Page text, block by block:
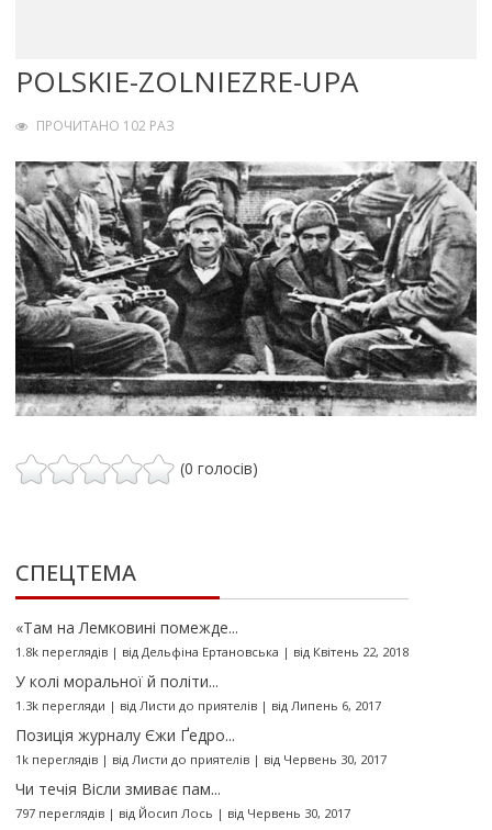
POLSKIE-ZOLNIEZRE-UPA
ПРОЧИТАНО 102 РАЗ
(0 голосів)
СПЕЦТЕМА
«Там на Лемковині помежде...
1.8k переглядів| від Дельфіна Ертановська | від Квітень 22, 2018
У колі моральної й політи...
1.3k перегляди | від Листи до приятелів| від Липень 6, 2017
Позиція журналу Єжи Ґедро...
1k переглядів| від Листи до приятелів| від Червень 30, 2017
Чи течія Вісли змиває пам...
797 переглядів| від Йосип Лось | від Червень 30, 2017